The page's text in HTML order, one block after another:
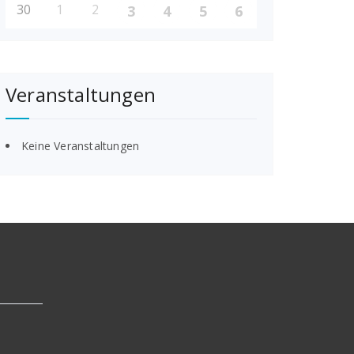
30 1 2 3 4 5 6
Veranstaltungen
Keine Veranstaltungen